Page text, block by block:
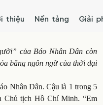
thiệu Nền tảng Giải
của Báo Nhân Dân còn
bằng ngôn ngữ của thời đại
Nhân Dân. Cậu là 1 trong 5
Chủ tịch Hồ Chí Minh. “Em